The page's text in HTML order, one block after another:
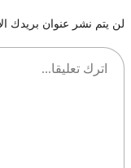
لن يتم نشر عنوان بريدك